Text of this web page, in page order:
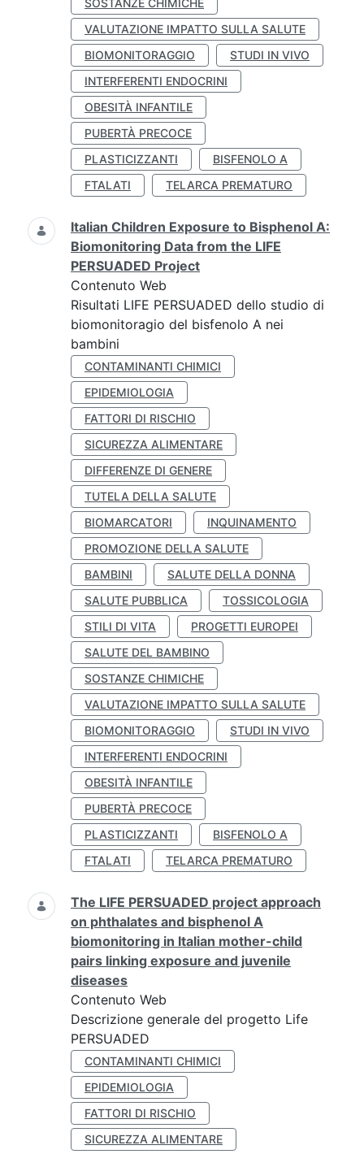
SOSTANZE CHIMICHE
VALUTAZIONE IMPATTO SULLA SALUTE
BIOMONITORAGGIO
STUDI IN VIVO
INTERFERENTI ENDOCRINI
OBESITÀ INFANTILE
PUBERTÀ PRECOCE
PLASTICIZZANTI
BISFENOLO A
FTALATI
TELARCA PREMATURO
Italian Children Exposure to Bisphenol A:
Biomonitoring Data from the LIFE
PERSUADED Project
Contenuto Web
Risultati LIFE PERSUADED dello studio di
biomonitoragio del bisfenolo A nei
bambini
CONTAMINANTI CHIMICI
EPIDEMIOLOGIA
FATTORI DI RISCHIO
SICUREZZA ALIMENTARE
DIFFERENZE DI GENERE
TUTELA DELLA SALUTE
BIOMARCATORI
INQUINAMENTO
PROMOZIONE DELLA SALUTE
BAMBINI
SALUTE DELLA DONNA
SALUTE PUBBLICA
TOSSICOLOGIA
STILI DI VITA
PROGETTI EUROPEI
SALUTE DEL BAMBINO
SOSTANZE CHIMICHE
VALUTAZIONE IMPATTO SULLA SALUTE
BIOMONITORAGGIO
STUDI IN VIVO
INTERFERENTI ENDOCRINI
OBESITÀ INFANTILE
PUBERTÀ PRECOCE
PLASTICIZZANTI
BISFENOLO A
FTALATI
TELARCA PREMATURO
The LIFE PERSUADED project approach
on phthalates and bisphenol A
biomonitoring in Italian mother-child
pairs linking exposure and juvenile
diseases
Contenuto Web
Descrizione generale del progetto Life
PERSUADED
CONTAMINANTI CHIMICI
EPIDEMIOLOGIA
FATTORI DI RISCHIO
SICUREZZA ALIMENTARE